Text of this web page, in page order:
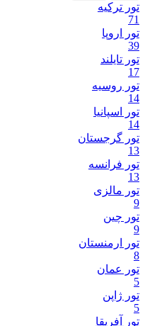
تور ترکیه
71
تور اروپا
39
تور تایلند
17
تور روسیه
14
تور اسپانیا
14
تور گرجستان
13
تور فرانسه
13
تور مالزی
9
تور چین
9
تور ارمنستان
8
تور عمان
5
تور ژاپن
5
تور آفریقا